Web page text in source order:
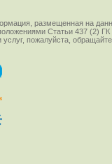
размещенная на
Статьи 437 (2)
услуг, пожалуйста,